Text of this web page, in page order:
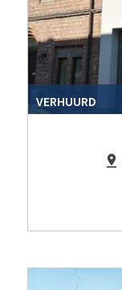
VERHUURD